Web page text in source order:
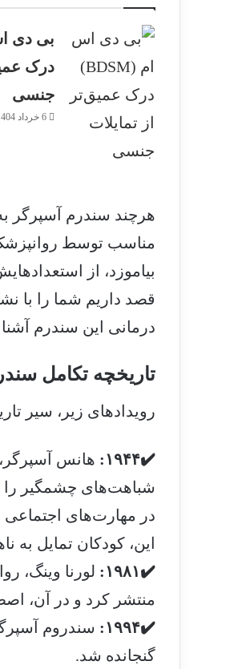
درک
جنسی
6 خرداد 1404
هرچند سندرم آسپرگر
مناسب توسط
بیاموزد، از
قصد داریم شما را با
درمانی این سندرم آشنا
تاریخچه تکامل
رویدادهای زیر، سیر
✔️۱۹۴۴:
هانس
شباهت‌های چشمگیر را
در مهارت‌های اجتماعی
این، کودکان تمایل به
✔️۱۹۸۱:
لورنا وینگ،
منتشر کرد و در آن،
✔️۱۹۹۴:
گنجانده شد.